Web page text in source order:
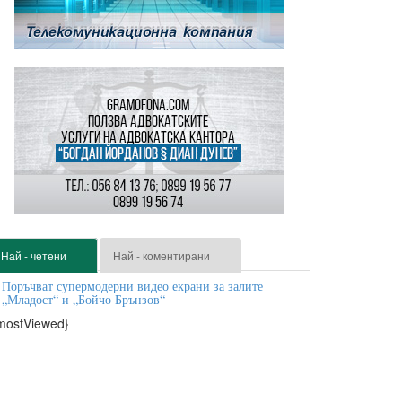
Най - четени Най - коментирани
Поръчват супермодерни видео екрани за залите
„Младост“ и „Бойчо Брънзов“